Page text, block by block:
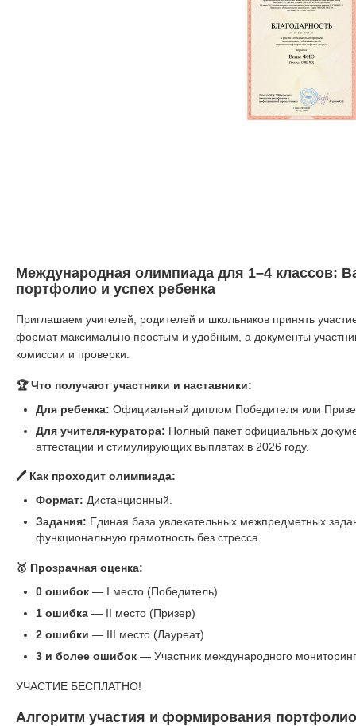
Международная олимпиада для 1–4 классов:
портфолио и успех ребенка
Приглашаем учителей, родителей и школьников принять
формат максимально простым и удобным, а документы
комиссии и проверки.
🏆 Что получают участники и наставники:
Для ребенка: Официальный диплом Победителя или
Для учителя-куратора: Полный пакет официальных
аттестации и стимулирующих выплатах в 2026 году.
🖊️ Как проходит олимпиада:
Формат: Дистанционный.
Задания: Единая база увлекательных межпредметных
функциональную грамотность без стресса.
🥇 Прозрачная оценка:
0 ошибок— I место (Победитель)
1 ошибка— II место (Призер)
2 ошибки — III место (Лауреат)
3 и более ошибок— Участник международного
УЧАСТИЕ БЕСПЛАТНО!
Алгоритм участия и формирования